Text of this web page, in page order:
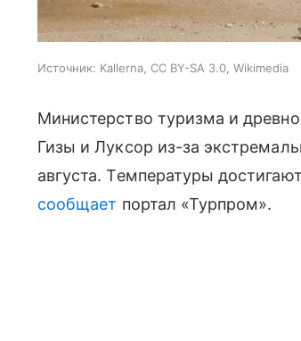
Источник: Kallerna, CC BY-SA 3.0, Wikimedia
Министерство туризма и
Гизы и Луксор из-за
августа. Температуры
сообщает портал «Турпром».